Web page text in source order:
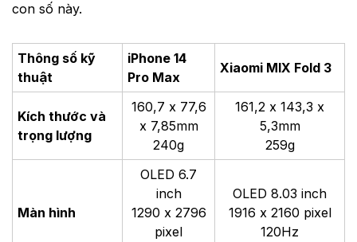
con số này.
Thông số kỹ
thuật
iPhone 14
Pro Max
Xiaomi MIX Fold 3
Kích thước và
trọng lượng
160,7 x 77,6
x 7,85mm
240g
161,2 x 143,3 x
5,3mm
259g
Màn hình
OLED 6.7
inch
1290 x 2796
pixel
OLED 8.03 inch
1916 x 2160 pixel
120Hz